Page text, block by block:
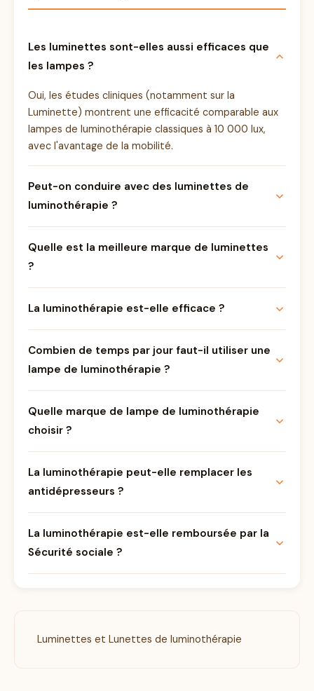
Les luminettes sont-elles aussi efficaces que
les lampes ?
Oui, les études cliniques (notamment sur la
Luminette) montrent une efficacité comparable aux
lampes de luminothérapie classiques à 10 000 lux,
avec l'avantage de la mobilité.
Peut-on conduire avec des luminettes de
luminothérapie ?
Quelle est la meilleure marque de luminettes
?
La luminothérapie est-elle efficace ?
Combien de temps par jour faut-il utiliser une
lampe de luminothérapie ?
Quelle marque de lampe de luminothérapie
choisir ?
La luminothérapie peut-elle remplacer les
antidépresseurs ?
La luminothérapie est-elle remboursée par la
Sécurité sociale ?
Luminettes et Lunettes de luminothérapie